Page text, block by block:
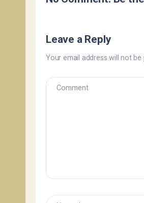
Leave a Reply
Your email address will not be